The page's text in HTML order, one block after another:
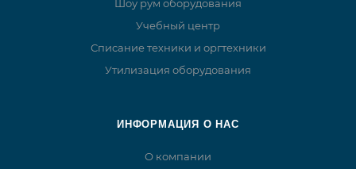
Шоу рум оборудования
Учебный центр
Списание техники и оргтехники
Утилизация оборудования
ИНФОРМАЦИЯ О НАС
О компании